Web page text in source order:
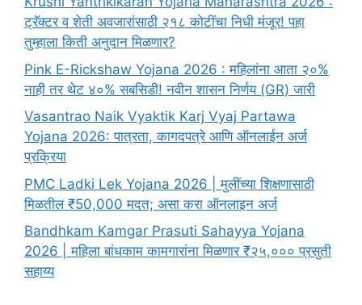
ट्रॅक्टर व शेती अवजारांसाठी २१८ कोटींचा निधी मंजूर! पहा
तुम्हाला किती अनुदान मिळणार?
Pink E-Rickshaw Yojana 2026 : महिलांना आता २०%
नाही तर थेट ४०% सबसिडी! नवीन शासन निर्णय (GR) जारी
Vasantrao Naik Vyaktik Karj Vyaj Partawa
Yojana 2026: पात्रता, कागदपत्रे आणि ऑनलाईन अर्ज
प्रक्रिया
PMC Ladki Lek Yojana 2026 | मुलींच्या शिक्षणासाठी
मिळतील ₹50,000 मदत; असा करा ऑनलाइन अर्ज
Bandhkam Kamgar Prasuti Sahayya Yojana
2026 | महिला बांधकाम कामगारांना मिळणार ₹२५,००० प्रसुती
सहाय्य